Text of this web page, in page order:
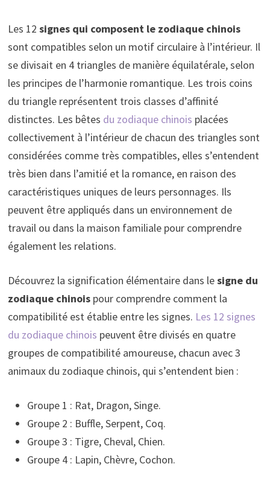
Les 12 signes qui composent le zodiaque chinois
sont compatibles selon un motif circulaire à l’intérieur. Il
se divisait en 4 triangles de manière équilatérale, selon
les principes de l’harmonie romantique. Les trois coins
du triangle représentent trois classes d’affinité
distinctes. Les bêtes du zodiaque chinois placées
collectivement à l’intérieur de chacun des triangles sont
considérées comme très compatibles, elles s’entendent
très bien dans l’amitié et la romance, en raison des
caractéristiques uniques de leurs personnages. Ils
peuvent être appliqués dans un environnement de
travail ou dans la maison familiale pour comprendre
également les relations.
Découvrez la signification élémentaire dans lesigne du
zodiaque chinoispour comprendre comment la
compatibilité est établie entre les signes. Les 12 signes
du zodiaque chinois peuvent être divisés en quatre
groupes de compatibilité amoureuse, chacun avec 3
animaux du zodiaque chinois, qui s’entendent bien :
Groupe 1 : Rat, Dragon, Singe.
Groupe 2 : Buffle, Serpent, Coq.
Groupe 3 : Tigre, Cheval, Chien.
Groupe 4 : Lapin, Chèvre, Cochon.